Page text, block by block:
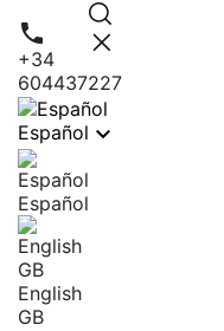

+34
604437227
Español 
Español
English
GB